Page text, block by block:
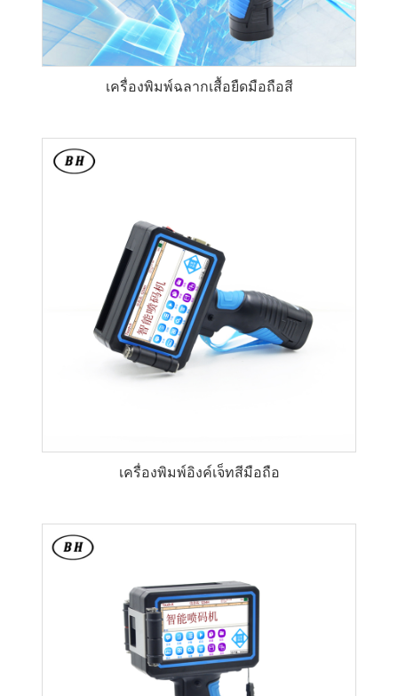
เครื่องพิมพ์ฉลากเสื้อยืดมือถือสี
เครื่องพิมพ์อิงค์เจ็ทสีมือถือ